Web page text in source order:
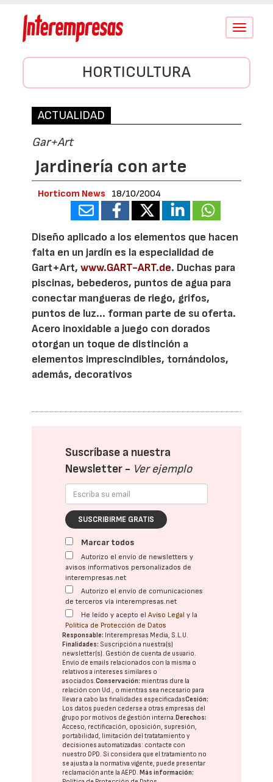
Conmutar
HORTICULTURA
ACTUALIDAD
Gar+Art
Jardinería con arte
Horticom News 18/10/2004
Diseño aplicado a los elementos que hacen
falta en un jardín es la especialidad de
Gart+Art,www.GART-ART.de. Duchas para
piscinas, bebederos, puntos de agua para
conectar mangueras de riego, grifos,
puntos de luz... forman parte de su oferta.
Acero inoxidable a juego con dorados
otorgan un toque de distinción a
elementos imprescindibles, tornándolos,
además, decorativos
Suscríbase a nuestra
Newsletter - Ver ejemplo
SUSCRIBIRME GRATIS
Marcar todos
Autorizo el envío de newsletters y
avisos informativos personalizados de
interempresas.net
Autorizo el envío de comunicaciones
de terceros vía interempresas.net
He leído y acepto elAviso Legal y la
Política de Protección de Datos
Responsable: Interempresas Media, S.L.U.
Finalidades: Suscripción a nuestra(s)
newsletter(s). Gestión de cuenta de usuario.
Envío de emails relacionados con la misma o
relativos a intereses similares o
asociados.Conservación: mientras dure la
relación con Ud., o mientras sea necesario para
llevar a cabo las finalidades especificadasCesión:
Los datos pueden cederse a otras empresas del
grupo por motivos de gestión interna. Derechos:
Acceso, rectificación, oposición, supresión,
portabilidad, limitación del tratatamiento y
decisiones automatizadas: contacte con
nuestro DPD. Si considera que el tratamiento no
se ajusta a la normativa vigente, puede presentar
reclamación ante laAEPD. Más información: